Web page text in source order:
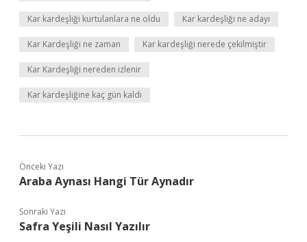
Kar kardeşliği kurtulanlara ne oldu Kar kardeşliği ne adayı
Kar Kardeşliği ne zaman Kar kardeşliği nerede çekilmiştir
Kar Kardeşliği nereden izlenir
Kar kardeşliğine kaç gün kaldı
Önceki Yazı
Araba Aynası Hangi Tür Aynadır
Sonraki Yazı
Safra Yeşili Nasıl Yazılır